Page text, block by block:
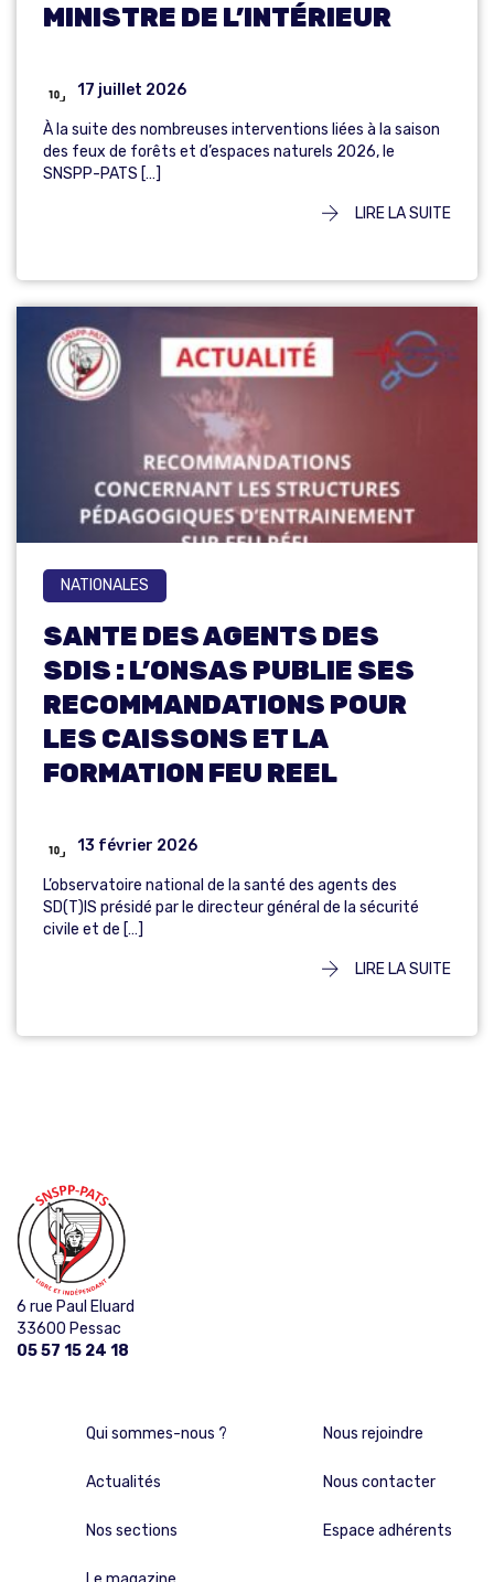
MINISTRE DE L’INTÉRIEUR
17 juillet 2026
À la suite des nombreuses interventions liées à la saison
des feux de forêts et d’espaces naturels 2026, le
SNSPP-PATS […]
LIRE LA SUITE
NATIONALES
SANTE DES AGENTS DES
SDIS : L’ONSAS PUBLIE SES
RECOMMANDATIONS POUR
LES CAISSONS ET LA
FORMATION FEU REEL
13 février 2026
L’observatoire national de la santé des agents des
SD(T)IS présidé par le directeur général de la sécurité
civile et de […]
LIRE LA SUITE
6 rue Paul Eluard
33600 Pessac
05 57 15 24 18
Qui sommes-nous ?
Actualités
Nos sections
Nous rejoindre
Nous contacter
Espace adhérents